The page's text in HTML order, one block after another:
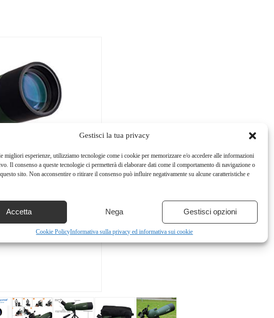
Gestisci la tua privacy
migliori esperienze, utilizziamo tecnologie come i cookie per memorizzare e/o accedere alle informazioni
Il consenso a queste tecnologie ci permetterà di elaborare dati come il comportamento di navigazione o
sito. Non acconsentire o ritirare il consenso può influire negativamente su alcune caratteristiche e
Accetta Nega Gestisci opzioni
Cookie PolicyInformativa sulla privacy ed informativa sui cookie